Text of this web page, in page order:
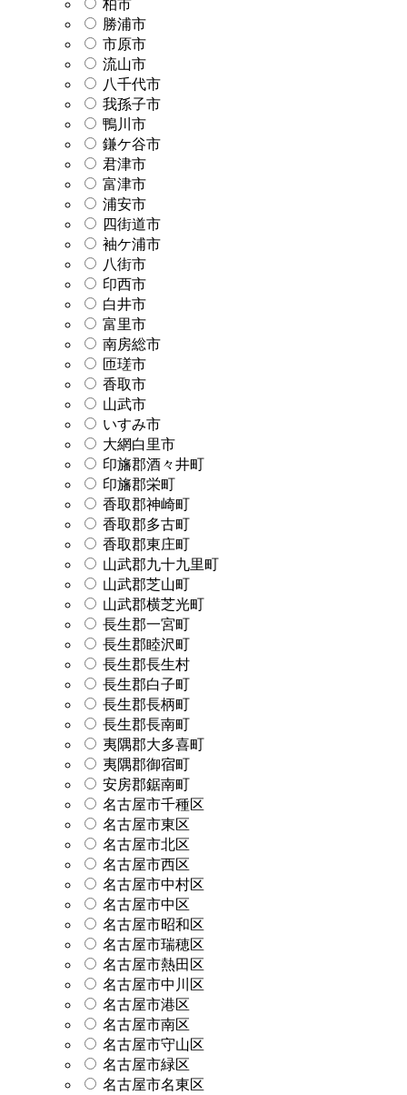
柏市
勝浦市
市原市
流山市
八千代市
我孫子市
鴨川市
鎌ケ谷市
君津市
富津市
浦安市
四街道市
袖ケ浦市
八街市
印西市
白井市
富里市
南房総市
匝瑳市
香取市
山武市
いすみ市
大網白里市
印旛郡酒々井町
印旛郡栄町
香取郡神崎町
香取郡多古町
香取郡東庄町
山武郡九十九里町
山武郡芝山町
山武郡横芝光町
長生郡一宮町
長生郡睦沢町
長生郡長生村
長生郡白子町
長生郡長柄町
長生郡長南町
夷隅郡大多喜町
夷隅郡御宿町
安房郡鋸南町
名古屋市千種区
名古屋市東区
名古屋市北区
名古屋市西区
名古屋市中村区
名古屋市中区
名古屋市昭和区
名古屋市瑞穂区
名古屋市熱田区
名古屋市中川区
名古屋市港区
名古屋市南区
名古屋市守山区
名古屋市緑区
名古屋市名東区